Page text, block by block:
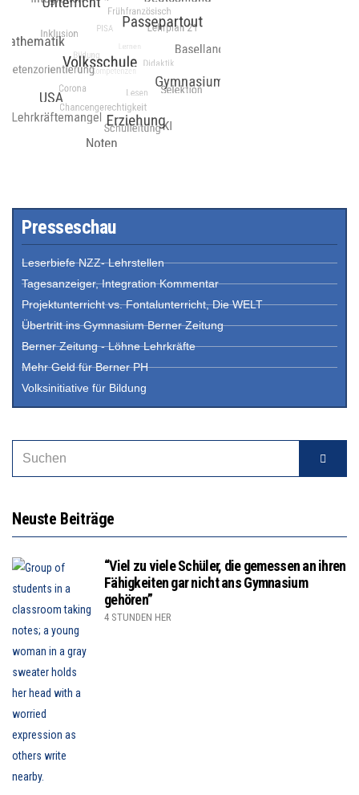
Presseschau
Leserbiefe NZZ- Lehrstellen
Tagesanzeiger, Integration Kommentar
Projektunterricht vs. Fontalunterricht, Die WELT
Übertritt ins Gymnasium Berner Zeitung
Berner Zeitung - Löhne Lehrkräfte
Mehr Geld für Berner PH
Volksinitiative für Bildung
Neuste Beiträge
“Viel zu viele Schüler, die gemessen an ihren
Fähigkeiten gar nicht ans Gymnasium
gehören”
4 STUNDEN HER